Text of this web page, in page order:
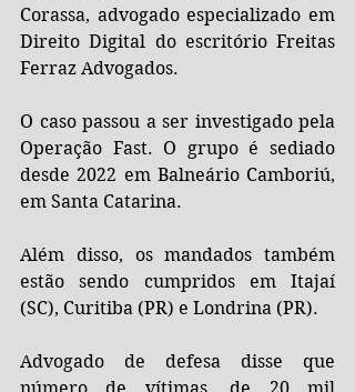
Corassa, advogado especializado em
Direito Digital do escritório Freitas
Ferraz Advogados.
O caso passou a ser investigado pela
Operação Fast. O grupo é sediado
desde 2022 em Balneário Camboriú,
em Santa Catarina.
Além disso, os mandados também
estão sendo cumpridos em Itajaí
(SC), Curitiba (PR) e Londrina (PR).
Advogado de defesa disse que